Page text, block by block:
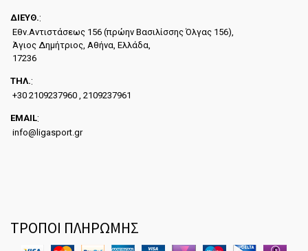
ΔΙΕYΘ.:
Εθν.Αντιστάσεως 156 (πρώην Βασιλίσσης Όλγας 156),
Άγιος Δημήτριος, Αθήνα, Ελλάδα,
17236
ΤΗΛ.:
+30 2109237960 , 2109237961
EMAIL:
info@ligasport.gr
ΤΡΟΠΟΙ ΠΛΗΡΩΜΗΣ